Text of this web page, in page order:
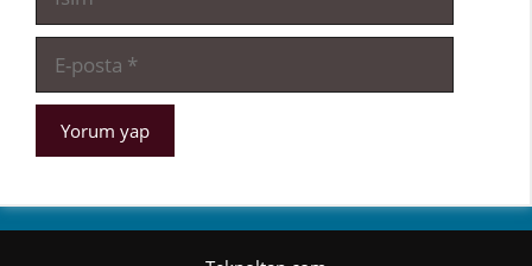
posta